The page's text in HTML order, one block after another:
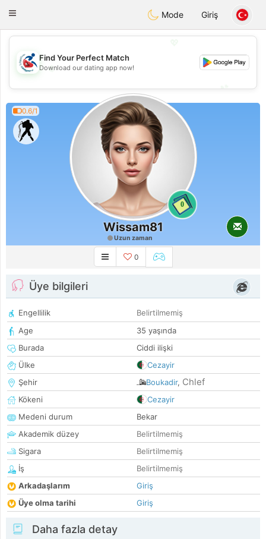
Handi Space
Toggle
Mode Giriş
💖
💕
Find Your Perfect Match
Download our dating app now!
0.6/1
0
Wissam81
Uzun zaman
0
Üye bilgileri
Engellilik
Belirtilmemiş
Age
35 yaşında
Burada
Ciddi ilişki
Ülke
Cezayir
Şehir
Boukadir, Chlef
Kökeni
Cezayir
Medeni durum
Bekar
Akademik düzey
Belirtilmemiş
Sigara
Belirtilmemiş
İş
Belirtilmemiş
Arkadaşlarım
Giriş
Üye olma tarihi
Giriş
Daha fazla detay